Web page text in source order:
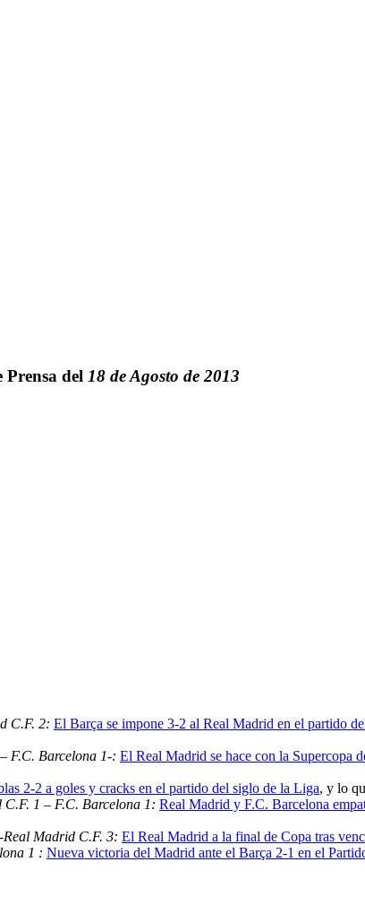
Prensa del 18 de Agosto de 2013
C.F. 2: El Barça se impone 3-2 al Real Madrid en el partido
F.C. Barcelona 1-: El Real Madrid se hace con la Supercopa
2-2 a goles y cracks en el partido del siglo de la Liga, y lo
1 – F.C. Barcelona 1: Real Madrid y F.C. Barcelona
Real Madrid C.F. 3: El Real Madrid a la final de Copa tras
1 : Nueva victoria del Madrid ante el Barça 2-1 en el